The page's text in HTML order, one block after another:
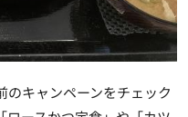
のキャンペーンをチェック